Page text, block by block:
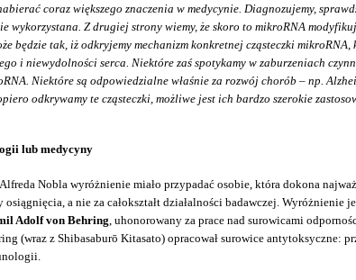
coraz większego znaczenia w medycynie. Diagnozujemy,
wykorzystana. Z drugiej strony wiemy, że skoro to mikroRNA
będzie tak, iż odkryjemy mechanizm konkretnej cząsteczki
i niewydolności serca. Niektóre zaś spotykamy w zaburzeniach
Niektóre są odpowiedzialne właśnie za rozwój chorób – np.
odkrywamy te cząsteczki, możliwe jest ich bardzo szerokie
lub medycyny
Nobla wyróżnienie miało przypadać osobie, która dokona
a nie za całokształt działalności badawczej. Wyróżnienie
Adolf von Behring , uhonorowany za prace nad surowicami
(wraz z Shibasaburō Kitasato) opracował surowice antytoksyczne: